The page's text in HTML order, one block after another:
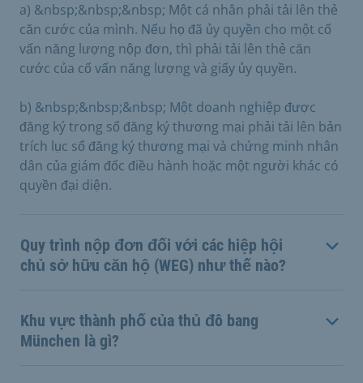
a) &nbsp;&nbsp;&nbsp; Một cá nhân phải tải lên thẻ
căn cước của mình. Nếu họ đã ủy quyền cho một cố
vấn năng lượng nộp đơn, thì phải tải lên thẻ căn
cước của cố vấn năng lượng và giấy ủy quyền.
b) &nbsp;&nbsp;&nbsp; Một doanh nghiệp được
đăng ký trong sổ đăng ký thương mại phải tải lên bản
trích lục sổ đăng ký thương mại và chứng minh nhân
dân của giám đốc điều hành hoặc một người khác có
quyền đại diện.
Quy trình nộp đơn đối với các hiệp hội
chủ sở hữu căn hộ (WEG) như thế nào?
Khu vực thành phố của thủ đô bang
München là gì?